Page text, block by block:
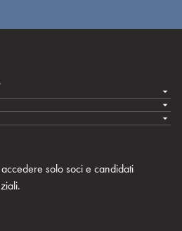
solo soci e candidati